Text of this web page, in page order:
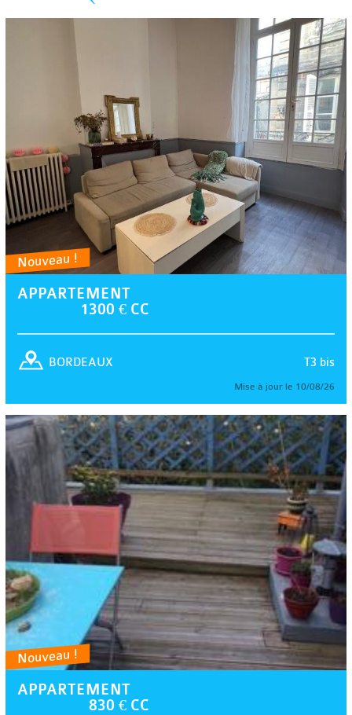
Nouveau !
APPARTEMENT
1300 € CC
T3 bis
BORDEAUX
Mise à jour le 10/08/26
Nouveau !
APPARTEMENT
830 € CC